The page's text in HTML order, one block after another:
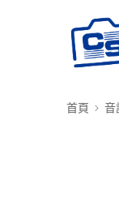
首頁 音